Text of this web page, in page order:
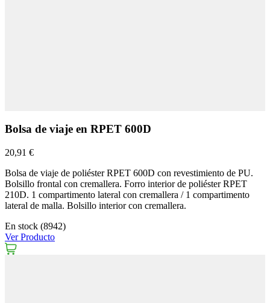
Bolsa de viaje en RPET 600D
20,91 €
Bolsa de viaje de poliéster RPET 600D con revestimiento de PU.
Bolsillo frontal con cremallera. Forro interior de poliéster RPET
210D. 1 compartimento lateral con cremallera / 1 compartimento
lateral de malla. Bolsillo interior con cremallera.
En stock (8942)
Ver Producto